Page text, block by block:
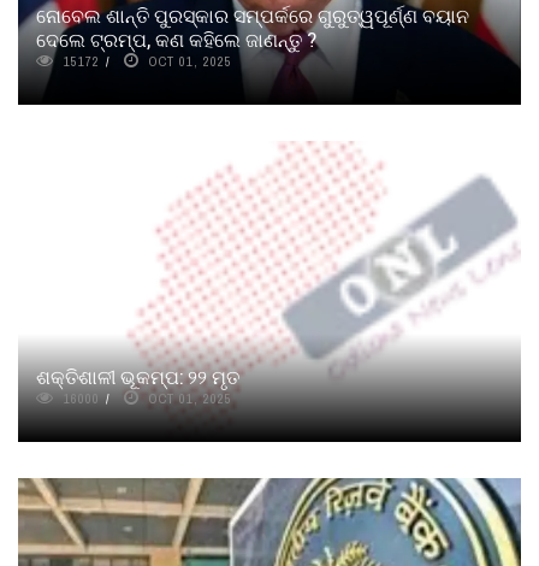
ନୋବେଲ ଶାନ୍ତି ପୁରସ୍କାର ସମ୍ପର୍କରେ ଗୁରୁତ୍ୱପୂର୍ଣ୍ଣ ବୟାନ
ଦେଲେ ଟ୍ରମ୍ପ, କଣ କହିଲେ ଜାଣନ୍ତୁ ?
15172 OCT 01, 2025
ଶକ୍ତିଶାଳୀ ଭୂକମ୍ପ: ୨୨ ମୃତ
16000 OCT 01, 2025